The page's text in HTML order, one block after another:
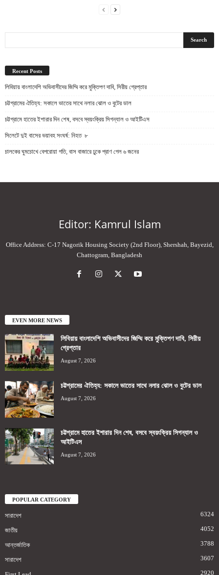
Recent Posts
লিবিয়ায় বাংলাদেশি অভিবাসীদের জিম্মি করে মুক্তিপণ দাবি, সিরীয় গ্রেপ্তার
চট্টগ্রামের ঐতিহ্য: সকালে ভাতের সাথে নলার ঝোল ও বুটের ডাল
চট্টগ্রামে হাতের ইশারার দিন শেষ, বসবে স্বয়ংক্রিয় সিগন্যাল ও আইটিএস
সিলেটে দুই বাসের ভয়াবহ সংঘর্ষ: নিহত ৮
চালকের ঘুমচোখে বেপরোয়া গতি, বাস বাজারে ঢুকে প্রাণ গেল ৬ জনের
Editor: Kamrul Islam
Office Address: C-17 Nagorik Housing Society (2nd Floor), Shershah, Bayezid,
Chattogram, Bangladesh
EVEN MORE NEWS
লিবিয়ায় বাংলাদেশি অভিবাসীদের জিম্মি করে মুক্তিপণ দাবি, সিরীয়
গ্রেপ্তার
August 7, 2026
চট্টগ্রামের ঐতিহ্য: সকালে ভাতের সাথে নলার ঝোল ও বুটের ডাল
August 7, 2026
চট্টগ্রামে হাতের ইশারার দিন শেষ, বসবে স্বয়ংক্রিয় সিগন্যাল ও
আইটিএস
August 7, 2026
POPULAR CATEGORY
সারাদেশ 6324
জাতীয় 4052
আন্তর্জাতিক 3788
সারাদেশ 3607
2920